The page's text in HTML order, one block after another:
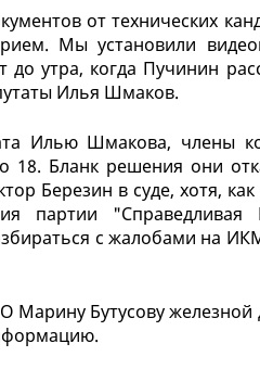
от технических
Мы установили
до утра, когда Пучинин
Илья Шмаков.
Илью Шмакова, члены
18. Бланк решения они
Березин в суде, хотя, как
партии "Справедливая
с жалобами на
Бутусову железной